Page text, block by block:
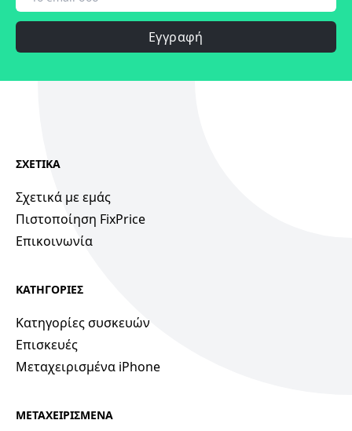
Εγγραφή
ΣΧΕΤΙΚΑ
Σχετικά με εμάς
Πιστοποίηση FixPrice
Επικοινωνία
ΚΑΤΗΓΟΡΙΕΣ
Κατηγορίες συσκευών
Επισκευές
Μεταχειρισμένα iPhone
ΜΕΤΑΧΕΙΡΙΣΜΕΝΑ